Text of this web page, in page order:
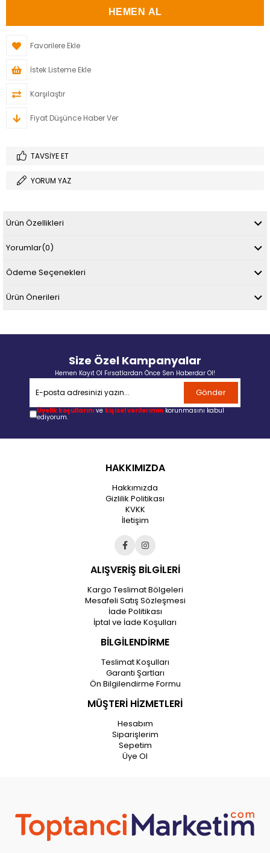
Favorilere Ekle
İstek Listeme Ekle
Karşılaştır
Fiyat Düşünce Haber Ver
TAVSIYE ET
YORUM YAZ
Ürün Özellikleri
Yorumlar(0)
Ödeme Seçenekleri
Ürün Önerileri
Size Özel Kampanyalar
Hemen Kayıt Ol Fırsatlardan Önce Sen Haberdar Ol!
Gönder
Üyelik koşullarını ve kişisel verilerimin korunmasını kabul
ediyorum.
HAKKIMIZDA
Hakkımızda
Gizlilik Politikası
KVKK
İletişim
ALIŞVERİŞ BİLGİLERİ
Kargo Teslimat Bölgeleri
Mesafeli Satış Sözleşmesi
İade Politikası
İptal ve İade Koşulları
BİLGİLENDİRME
Teslimat Koşulları
Garanti Şartları
Ön Bilgilendirme Formu
MÜŞTERİ HİZMETLERİ
Hesabım
Siparişlerim
Sepetim
Üye Ol